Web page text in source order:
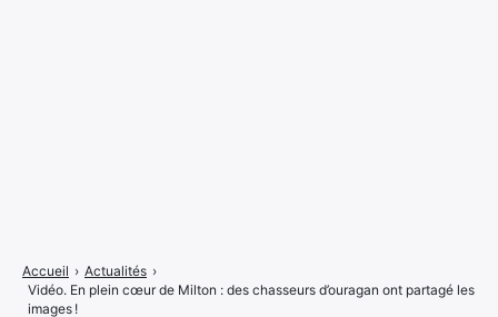
Accueil › Actualités ›
Vidéo. En plein cœur de Milton : des chasseurs d’ouragan ont partagé les
images !